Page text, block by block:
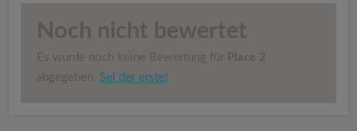
Noch nicht bewertet
Es wurde noch keine Bewertung für Place 2
abgegeben. Sei der erste!